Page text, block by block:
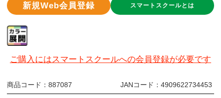
新規Web会員登録 スマートスクールとは
ご購入にはスマートスクールへの会員登録が必要です
商品コード： 887087 JANコード： 4909622734453